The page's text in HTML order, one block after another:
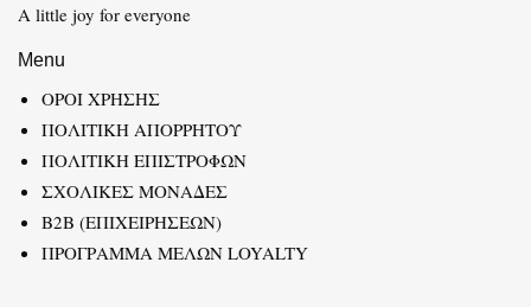
A little joy for everyone
Menu
ΟΡΟΙ ΧΡΗΣΗΣ
ΠΟΛΙΤΙΚΗ ΑΠΟΡΡΗΤΟΥ
ΠΟΛΙΤΙΚΗ ΕΠΙΣΤΡΟΦΩΝ
ΣΧΟΛΙΚΕΣ ΜΟΝΑΔΕΣ
B2B (ΕΠΙΧΕΙΡΗΣΕΩΝ)
ΠΡΟΓΡΑΜΜΑ ΜΕΛΩΝ LOYALTY